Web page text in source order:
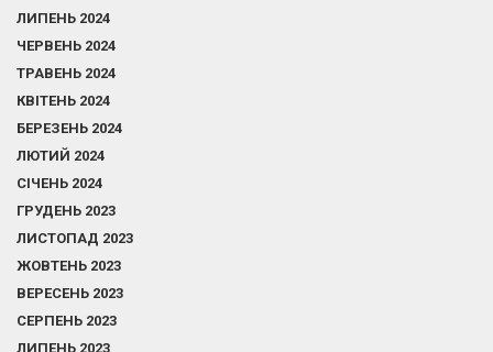
ЛИПЕНЬ 2024
ЧЕРВЕНЬ 2024
ТРАВЕНЬ 2024
КВІТЕНЬ 2024
БЕРЕЗЕНЬ 2024
ЛЮТИЙ 2024
СІЧЕНЬ 2024
ГРУДЕНЬ 2023
ЛИСТОПАД 2023
ЖОВТЕНЬ 2023
ВЕРЕСЕНЬ 2023
СЕРПЕНЬ 2023
ЛИПЕНЬ 2023